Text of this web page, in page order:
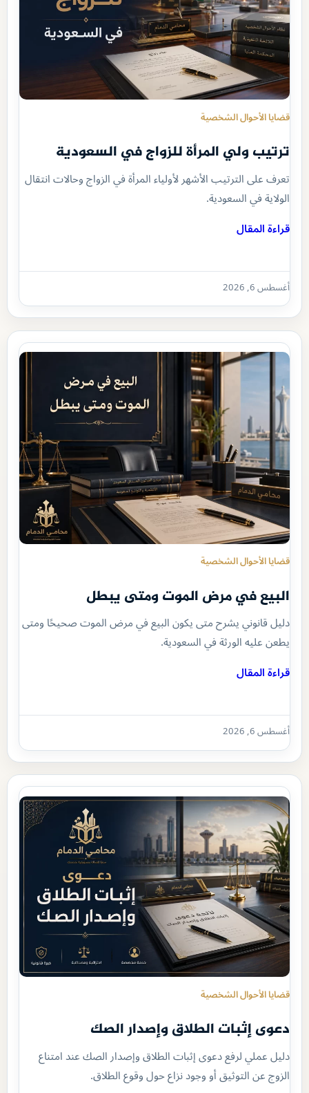
قضايا الأحوال الشخصية
ترتيب ولي المرأة للزواج في السعودية
تعرف على الترتيب الأشهر لأولياء المرأة في الزواج وحالات انتقال
الولاية في السعودية.
قراءة المقال
أغسطس 6, 2026
قضايا الأحوال الشخصية
البيع في مرض الموت ومتى يبطل
دليل قانوني يشرح متى يكون البيع في مرض الموت صحيحًا ومتى
يطعن عليه الورثة في السعودية.
قراءة المقال
أغسطس 6, 2026
قضايا الأحوال الشخصية
دعوى إثبات الطلاق وإصدار الصك
دليل عملي لرفع دعوى إثبات الطلاق وإصدار الصك عند امتناع
الزوج عن التوثيق أو وجود نزاع حول وقوع الطلاق.